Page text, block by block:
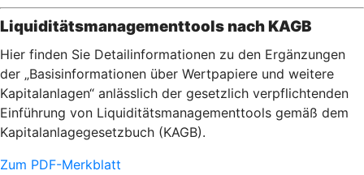
Liquiditätsmanagementtools nach KAGB
Hier finden Sie Detailinformationen zu den Ergänzungen
der „Basisinformationen über Wertpapiere und weitere
Kapitalanlagen“ anlässlich der gesetzlich verpflichtenden
Einführung von Liquiditätsmanagementtools gemäß dem
Kapitalanlagegesetzbuch (KAGB).
Zum PDF-Merkblatt